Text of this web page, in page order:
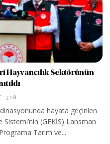
Hayvancılık Sektörünün
0
hayata geçirilen
(GEKİS) Lansman
Tarım ve...